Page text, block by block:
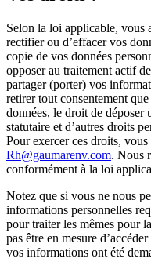
Selon la loi applicable, vous
rectifier ou d’effacer vos
copie de vos données
opposer au traitement actif
partager (porter) vos
retirer tout consentement
données, le droit de déposer
statutaire et d’autres droits
Pour exercer ces droits,
Rh@gaumarenv.com. Nous
conformément à la loi
Notez que si vous ne nous
informations personnelles
pour traiter les mêmes pour
pas être en mesure
vos informations ont été